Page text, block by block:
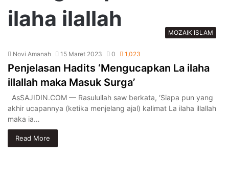
ilaha ilallah
MOZAIK ISLAM
Novi Amanah 15 Maret 2023 0 1,023
Penjelasan Hadits ‘Mengucapkan La ilaha
illallah maka Masuk Surga’
AsSAJIDIN.COM — Rasulullah saw berkata, ‘Siapa pun yang
akhir ucapannya (ketika menjelang ajal) kalimat La ilaha illallah
maka ia…
Read More